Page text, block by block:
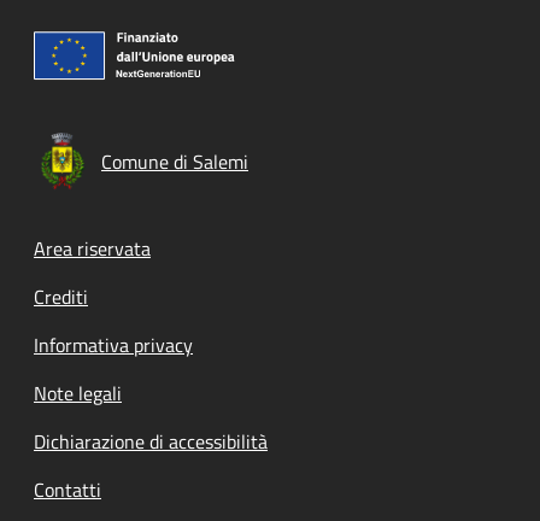
Comune di Salemi
Footer menu
Area riservata
Crediti
Informativa privacy
Note legali
Dichiarazione di accessibilità
Contatti